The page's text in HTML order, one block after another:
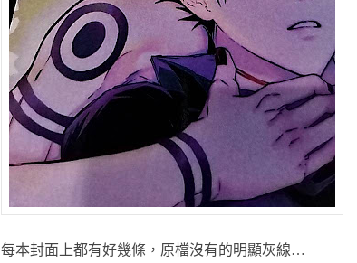
每本封面上都有好幾條，原檔沒有的明顯灰線…